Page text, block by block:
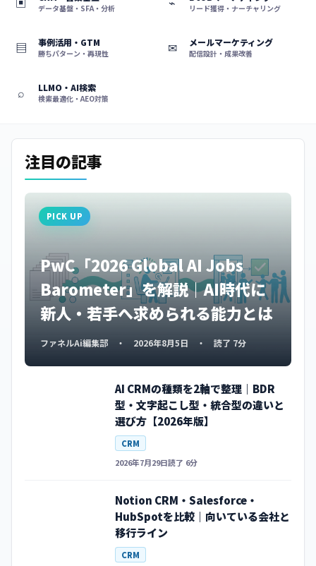
データ基盤・SFA・分析 リード獲得・ナーチャリング
▤ 事例活用・GTM
勝ちパターン・再現性 ✉ メールマーケティング
配信設計・成果改善
⌕ LLMO・AI検索
検索最適化・AEO対策
注目の記事
PICK UP
PwC「2026 Global AI Jobs
Barometer」を解説｜AI時代に
新人・若手へ求められる能力とは
ファネルAi編集部 ・ 2026年8月5日 ・ 読了 7分
AI CRMの種類を2軸で整理｜BDR
型・文字起こし型・統合型の違いと
選び方【2026年版】
CRM
2026年7月29日読了 6分
Notion CRM・Salesforce・
HubSpotを比較｜向いている会社と
移行ライン
CRM